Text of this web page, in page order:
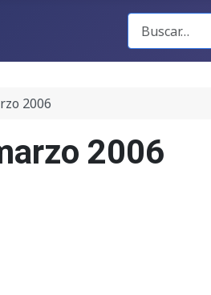
Buscar Gacetas
2006
2006